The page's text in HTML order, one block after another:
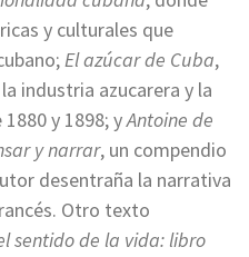
y culturales que
El azúcar de Cuba,
industria azucarera y la
y 1898; yAntoine de
y narrar, un compendio
desentraña la narrativa
Otro texto
sentido de la vida: libro